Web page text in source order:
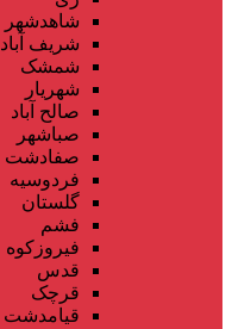
شاهدشهر
شریف آباد
شمشک
شهریار
صالح آباد
صباشهر
صفادشت
فردوسیه
گلستان
فشم
فیروزکوه
قدس
قرچک
قیامدشت